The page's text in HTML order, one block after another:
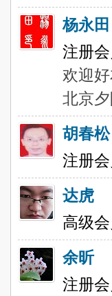
杨永田
注册
欢迎
北京
胡春松
注册
达虎
高级
余昕
注册